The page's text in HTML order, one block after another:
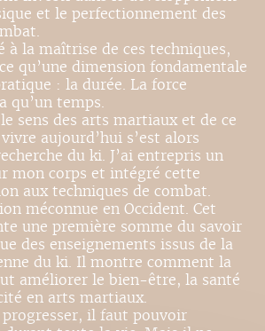
et le perfectionnement des
à la maîtrise de ces techniques,
qu’une dimension fondamentale
: la durée. La force
qu’un temps.
sens des arts martiaux et de ce
aujourd’hui s’est alors
du ki. J’ai entrepris un
mon corps et intégré cette
aux techniques de combat.
méconnue en Occident. Cet
une première somme du savoir
des enseignements issus de la
du ki. Il montre comment la
améliorer le bien-être, la santé
en arts martiaux.
il faut pouvoir